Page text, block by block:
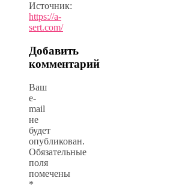
Источник:
https://a-
sert.com/
Добавить
комментарий
Ваш
e-
mail
не
будет
опубликован.
Обязательные
поля
помечены
*